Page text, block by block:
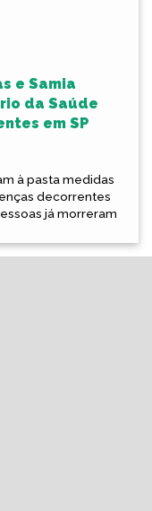
e Samia
da Saúde
em SP
à pasta medidas
decorrentes
já morreram